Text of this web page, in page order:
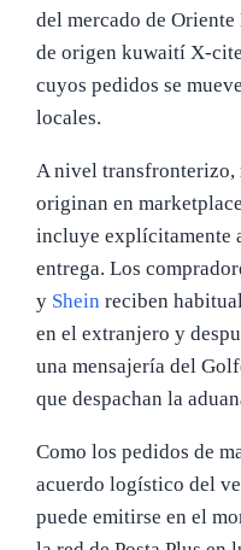
del mercado de
de origen kuwaití X-
cuyos pedidos se
locales.
A nivel transfronterizo,
originan en
incluye explícitamente
entrega. Los
y Shein reciben
en el extranjero y
una mensajería del
que despachan la
Como los pedidos de
acuerdo logístico del
puede emitirse en el